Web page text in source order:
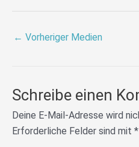
← Vorheriger Medien
Schreibe einen
Deine E-Mail-Adresse wird
Erforderliche Felder sind mit *